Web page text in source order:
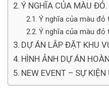
Ý NGHĨA CỦA MÀU ĐỎ.
Ý nghĩa của màu đỏ
Ý nghĩa của màu đỏ
DỰ ÁN LẮP ĐẶT KHU
HÌNH ẢNH DỰ ÁN
NEW EVENT – SỰ